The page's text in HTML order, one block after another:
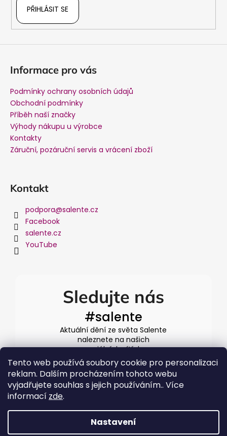
Tento web používá soubory cookie pro personalizaci
reklam. Dalším procházením tohoto webu
vyjadřujete souhlas s jejich používáním.. Více
informací zde.
Nastavení
ý
i
PŘIHLÁSIT SE
Informace pro vás
Podmínky ochrany osobních údajů
Obchodní podmínky
Příběh naší značky
Výhody nákupu u výrobce
Kontakty
Záruční, pozáruční servis a vrácení zboží
Kontakt
podpora@salente.cz
Facebook
salente.cz
YouTube
Sledujte nás
#salente
Aktuální dění ze světa Salente
naleznete na našich
sociálních sítích